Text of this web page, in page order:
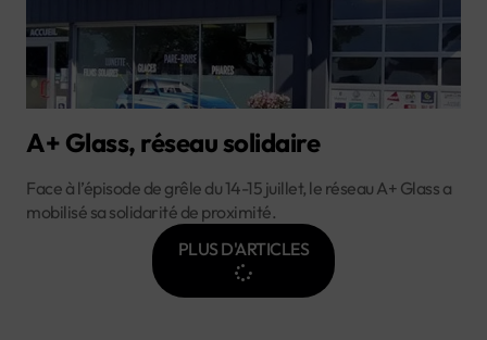
A+ Glass, réseau solidaire
Face à l’épisode de grêle du 14-15 juillet, le réseau A+ Glass a
mobilisé sa solidarité de proximité.
PLUS D'ARTICLES